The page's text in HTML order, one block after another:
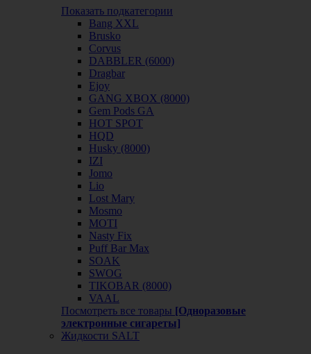
Показать подкатегории
Bang XXL
Brusko
Corvus
DABBLER (6000)
Dragbar
Ejoy
GANG XBOX (8000)
Gem Pods GA
HOT SPOT
HQD
Husky (8000)
IZI
Jomo
Lio
Lost Mary
Mosmo
MOTI
Nasty Fix
Puff Bar Max
SOAK
SWOG
TIKOBAR (8000)
VAAL
Посмотреть все товары [Одноразовые
электронные сигареты]
Жидкости SALT